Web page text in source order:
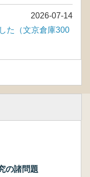
2026-07-14
た（文京倉庫300
の諸問題